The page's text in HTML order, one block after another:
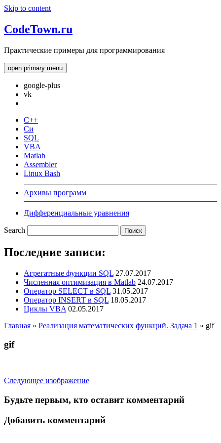
Skip to content
CodeTown.ru
Практические примеры для программирования
open primary menu
google-plus
vk
C++
Си
SQL
VBA
Matlab
Assembler
Linux Bash
Архивы программ
Дифференциальные уравнения
Search
Последние записи:
Агрегатные функции SQL 27.07.2017
Численная оптимизация в Matlab 24.07.2017
Оператор SELECT в SQL 31.05.2017
Оператор INSERT в SQL 18.05.2017
Циклы VBA 02.05.2017
Главная » Реализация математических функций. Задача 1 » gif
gif
Следующее изображение
Будьте первым, кто оставит комментарий
Добавить комментарий